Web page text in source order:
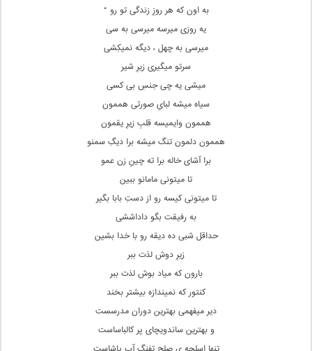
به اون که هر روزِ زندگی تو رو *
یه روزی میرسه میرسی به سی
میرسی به چهل ، دیگه نمیکِشی
سرتو میگیری زیرِ شیر
میشی یه چی جنسِ بی کسی
سیاه میشه لبایِ صورتی هممون
هممون وایمیسه قلبِ زیرِ یقمون
هممون دلمون تنگ میشه برا دیگِ سمنو
برا آشای خاله برا ته چینِ زن عمو
تا میتونی مامانو ببین
تا میتونی کیسه رو از دستِ بابا بگیر
به رفیقت بگو داداششی
حداقل شبی ده دیقه رو با خدا بشین
زیرِ دوش لذت ببر
بارون که میاد بوش لذت ببر
کنتور که نمیندازه بیشتر بخند
دیر میفهمی بهترین دوران مدرسست
و بهترین ساندویچای پر کالباساست